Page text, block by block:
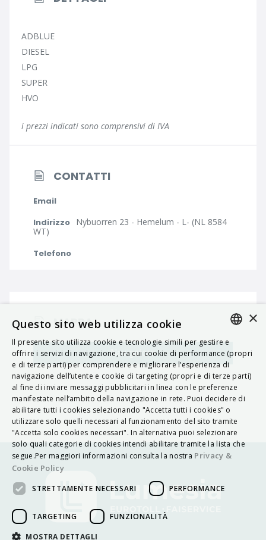
ADBLUE
DIESEL
LPG
SUPER
HVO
i prezzi indicati sono comprensivi di IVA
CONTATTI
Email
Indirizzo Nybuorren 23 - Hemelum - L- (NL 8584
WT)
Telefono
MAPPA
Navigatore ITALIAN
ENGLISH
FRENCH
HUNGARIAN
DEUTSCH
POLSKI
PORTUGUÊS
×
Questo sito web utilizza cookie
Il presente sito utilizza cookie e tecnologie simili per gestire e
offrire i servizi di navigazione, tra cui cookie di performance (propri
e di terze parti) per comprendere e migliorare l’esperienza di
navigazione dell’utente e cookie di targeting (propri e di terze parti)
al fine di inviare messaggi pubblicitari in linea con le preferenze
manifestate nell’ambito della navigazione in rete. Puoi decidere di
abilitare tutti i cookies selezionando "Accetta tutti i cookies" o
utilizzare solo quelli necessari al funzionamento del sito tramite
"Accetta solo cookies necessari". In alternativa puoi selezionare
solo quali categorie di cookies intendi abilitare tramite la lista che
segue.Per maggiori informazioni consulta la nostra Privacy &
Cookie Policy
STRETTAMENTE NECESSARI PERFORMANCE
TARGETING FUNZIONALITÀ
MOSTRA DETTAGLI